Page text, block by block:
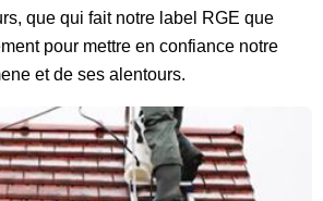
que qui fait notre label RGE que
pour mettre en confiance notre
et de ses alentours.